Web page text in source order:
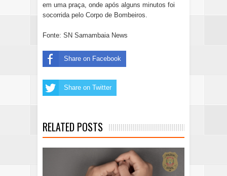
em uma praça, onde após alguns minutos foi
socorrida pelo Corpo de Bombeiros.
Fonte: SN Samambaia News
Share on Facebook
Share on Twitter
RELATED POSTS